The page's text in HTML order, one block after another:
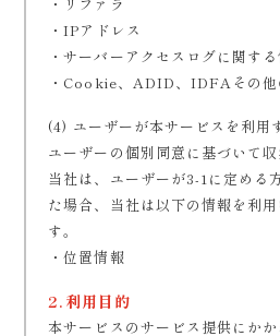
・IPアドレス
・サーバーアクセスログに関す
・Cookie、ADID、IDFAその他
(4) ユーザーが本サービスを利用
ユーザーの個別同意に基づいて
当社は、ユーザーが3-1に定める
た場合、当社は以下の情報を利
す。
・位置情報
2.利用目的
本サービスのサービス提供にか